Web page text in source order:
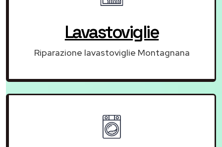
Lavastoviglie
Riparazione lavastoviglie Montagnana